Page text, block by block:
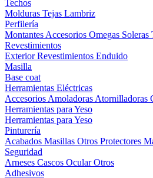
Techos
Molduras Tejas Lambriz
Perfilería
Montantes Accesorios Omegas Soleras
Revestimientos
ExteriorRevestimientos Enduido
Masilla
Base coat
Herramientas Eléctricas
Accesorios Amoladoras Atornilladoras
Herramientas para Yeso
Herramientas para Yeso
Pinturería
Acabados Masillas Otros Protectores
Seguridad
Arneses Cascos OcularOtros
Adhesivos